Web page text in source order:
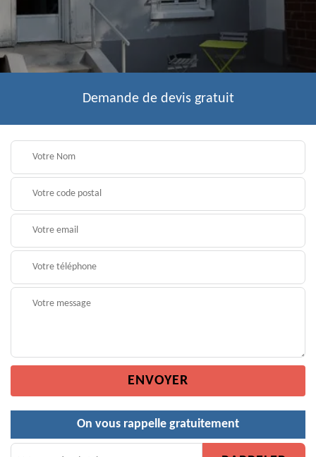
Demande de devis gratuit
On vous rappelle gratuitement